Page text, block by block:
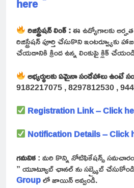
రిజిస్ట్రేషన్ లింక్ :ఈ ఉద్యోగాలకు
రిజిస్ట్రేషన్ పూర్తి చేసుకొని ఇంటర్వ్యూకు
చేయడానికి క్రింద ఉన్న లింకుపై క్లిక్
అభ్యర్థులకు ఏమైనా సందేహాలు ఉంటే
9182217075 , 8297812530 ,
Registration Link – Click
Notification Details – Click
గమనిక: మరి కొన్ని నోటిఫికేషన్స్
” యూట్యూబ్ ఛానల్ ను సబ్స్క్రైబ్
Groupలో జాయిన్ అవ్వండి.